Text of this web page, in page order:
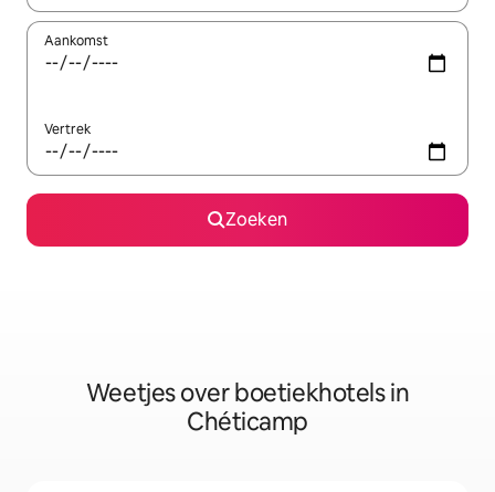
Aankomst
Vertrek
Zoeken
Weetjes over boetiekhotels in
Chéticamp